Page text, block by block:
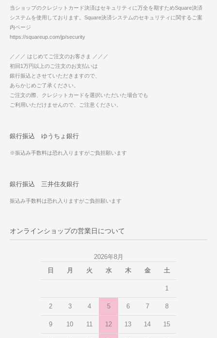
当ショップのクレジットカード決済はセキュリティに万全を期すためSquare決済
システムを使用しております。Square決済システムのセキュリティに関するご案
内ページ
https://squareup.com/jp/security
／／／ はじめてご注文のお客さま ／／／
初回1万円以上のご注文のお支払いは
銀行振込とさせていただきますので、
あらかじめご了承ください。
ご注文の際、クレジットカードを選択いただいた場合でも
ご利用いただけませんので、ご注意ください。
銀行振込 ゆうちょ銀行
※振込み手数料は恐れ入りますがご負担願います
銀行振込 三井住友銀行
振込み手数料は恐れ入りますがご負担願います
オンラインショップの営業日について
2026年8月
日
月 火 水 木 金 土
1
2 3 4 5 6 7 8
9 10 11 12 13 14 15